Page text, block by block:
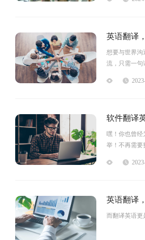
英文呢？今
英语翻译
想要与世界沟
流，只需一句
嘿！你也曾经
举！不再需要
英语翻译
而翻译英语更